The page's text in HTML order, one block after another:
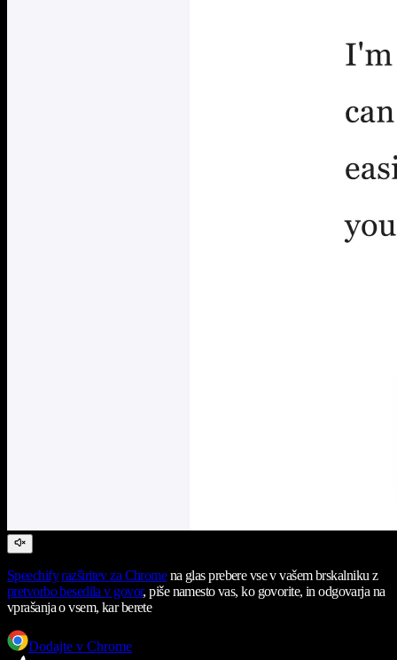
Speechify razširitev za Chromena glas prebere vse v vašem brskalniku z
pretvorbo besedila v govor, piše namesto vas, ko govorite, in odgovarja na
vprašanja o vsem, kar berete
Dodajte v Chrome